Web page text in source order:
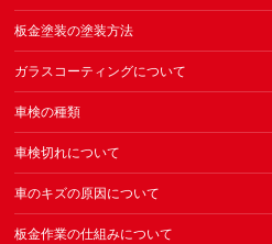
板金塗装の塗装方法
ガラスコーティングについて
車検の種類
車検切れについて
車のキズの原因について
板金作業の仕組みについて